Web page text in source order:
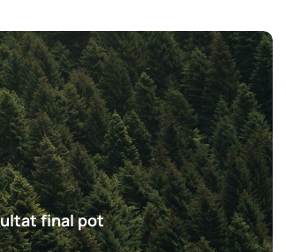
final pot